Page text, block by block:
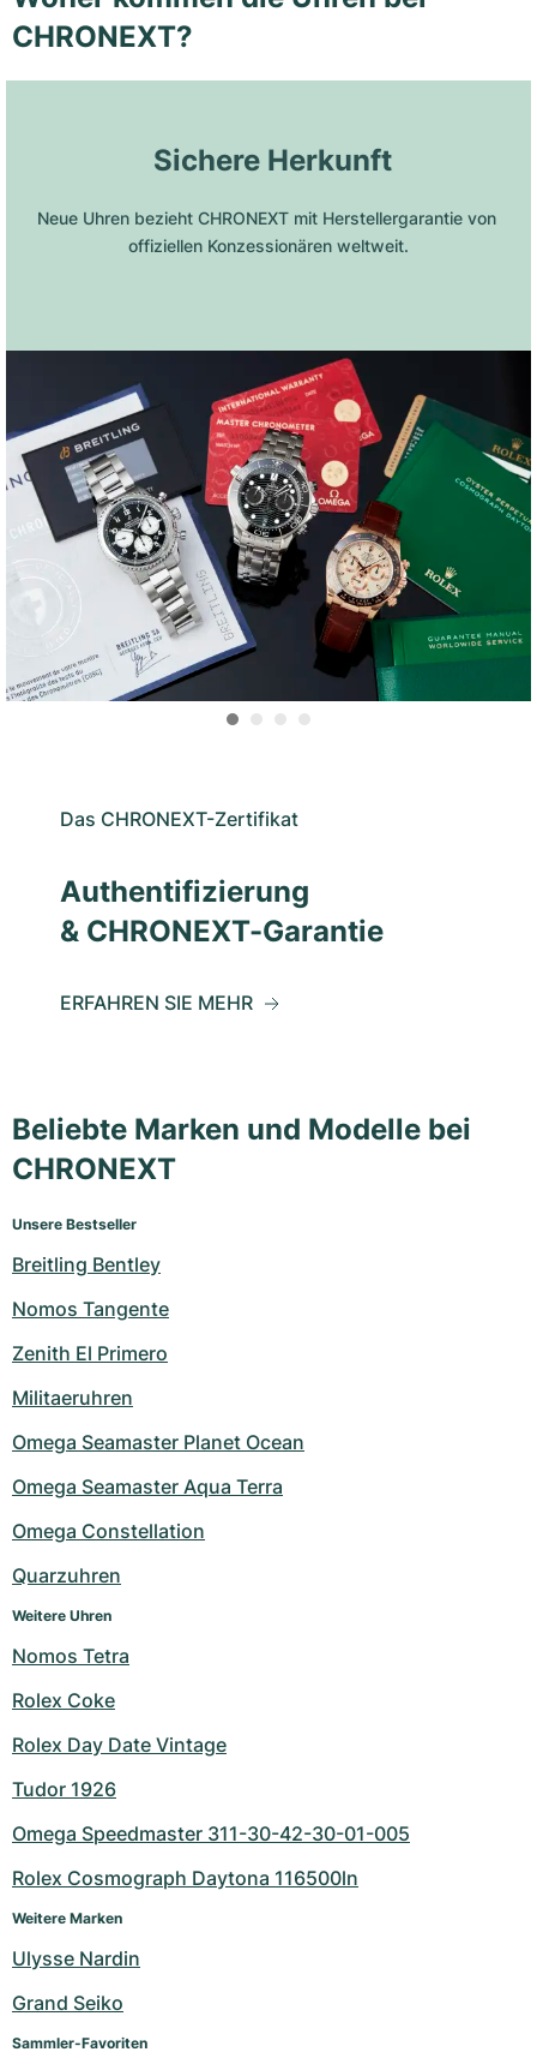
CHRONEXT?
Sichere Herkunft
Neue Uhren bezieht CHRONEXT mit Herstellergarantie von
offiziellen Konzessionären weltweit.
Das CHRONEXT-Zertifikat
Authentifizierung
& CHRONEXT-Garantie
ERFAHREN SIE MEHR
Beliebte Marken und Modelle bei
CHRONEXT
Unsere Bestseller
Breitling Bentley
Nomos Tangente
Zenith El Primero
Militaeruhren
Omega Seamaster Planet Ocean
Omega Seamaster Aqua Terra
Omega Constellation
Quarzuhren
Weitere Uhren
Nomos Tetra
Rolex Coke
Rolex Day Date Vintage
Tudor 1926
Omega Speedmaster 311-30-42-30-01-005
Rolex Cosmograph Daytona 116500ln
Weitere Marken
Ulysse Nardin
Grand Seiko
Sammler-Favoriten